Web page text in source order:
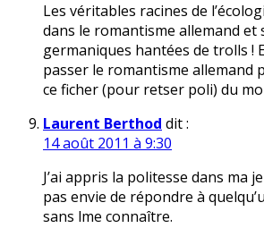
Les véritables racines de
dans le romantisme allemand et
germaniques hantées de trolls !
passer le romantisme allemand
ce ficher (pour retser poli) du
Laurent Berthod dit :
14 août 2011 à 9:30
J’ai appris la politesse dans ma
pas envie de répondre à
sans lme connaître.